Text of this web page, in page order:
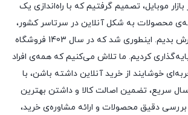
در بازار موبایل، تصمیم گرفتیم که با راه‌اندازی یک
محصولات به شکل آنلاین در سرتاسر کشور،
کسب‌وکارمون رو گسترش بدیم. اینطوری شد که در سال 1403 فروشگاه
کردیم. ما تلاش می‌کنیم که همه‌ی افراد
خوشایند از خرید آنلاین داشته باشن، با
سریع، تضمین اصالت کالا و داشتن بهترین
بررسی دقیق محصولات و ارائه مشاوره‌ی خرید،